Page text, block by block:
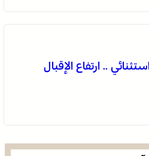
.. ارتفاع الإقبال
داخل عشة بمنطقة منابع